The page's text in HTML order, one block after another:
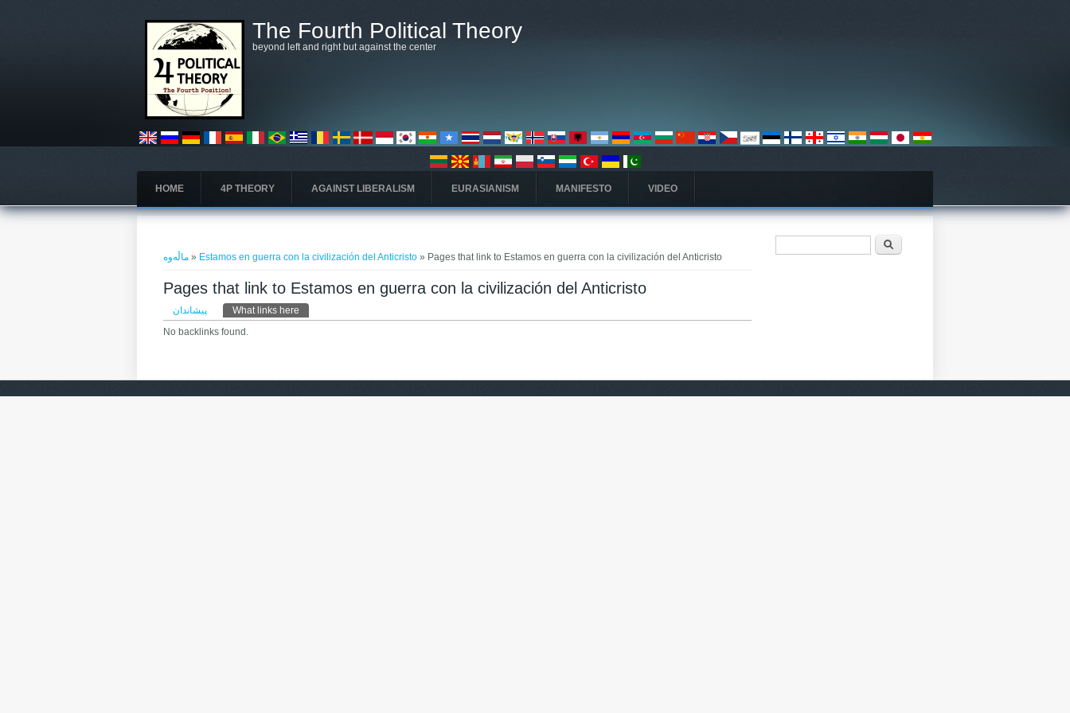
The Fourth Political Theory
beyond left and right but against the center
HOME 4P THEORY AGAINST LIBERALISM EURASIANISM MANIFESTO VIDEO
تۆ لێرەیت
ماڵەوە » Estamos en guerra con la civilización del Anticristo » Pages that link to Estamos en guerra con la civilización del Anticristo
Pages that link to Estamos en guerra con la civilización del Anticristo
Primary tabs
پیشاندان What links here
No backlinks found.
فۆرمی گەڕان